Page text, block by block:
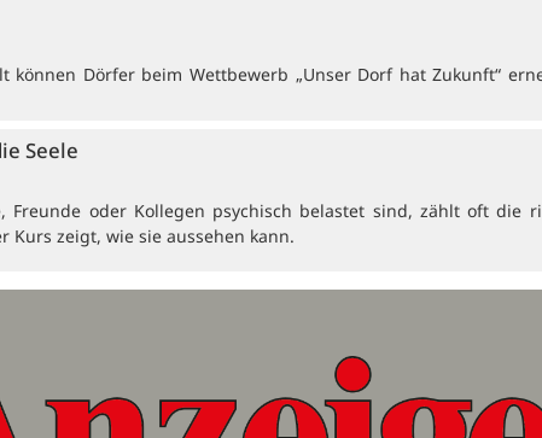
können Dörfer beim Wettbewerb „Unser Dorf hat Zukunft“
Seele
Freunde oder Kollegen psychisch belastet sind, zählt oft die
Kurs zeigt, wie sie aussehen kann.